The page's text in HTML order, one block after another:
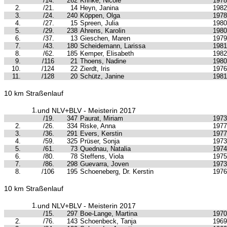
2.
/21. 14 Heyn, Janina
1982
3.
/24. 240 Köppen, Olga
1978
4.
/27. 15 Spreen, Julia
1980
5.
/29. 238 Ahrens, Karolin
1980
6.
/37. 13 Gieschen, Maren
1979
7.
/43. 180 Scheidemann, Larissa
1981
8.
/62. 185 Kemper, Elisabeth
1982
9.
/116 21 Thoens, Nadine
1980
10.
/124 22 Zierdt, Iris
1976
11.
/128 20 Schütz, Janine 1981
10 km Straßenlauf
1.und NLV+BLV - Meisterin 2017
/19. 347 Paurat, Miriam
1973
2.
/26. 334 Riske, Anna
1977
3.
/36. 291 Evers, Kerstin
1977
4.
/59. 325 Prüser, Sonja
1973
5.
/61. 73 Quednau, Natalia
1974
6.
/80. 78 Steffens, Viola
1975
7.
/86. 298 Guevarra, Joven
1973
8.
/106 195 Schoeneberg, Dr. Kerstin 1976
10 km Straßenlauf
1.und NLV+BLV - Meisterin 2017
/15. 297 Boe-Lange, Martina
1970
2.
/76. 143 Schoenbeck, Tanja
1969